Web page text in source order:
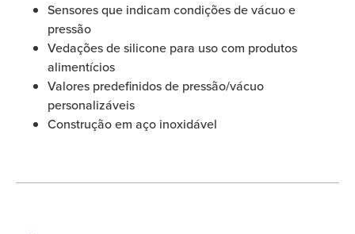
Sensores que indicam condições de vácuo e
pressão
Vedações de silicone para uso com produtos
alimentícios
Valores predefinidos de pressão/vácuo
personalizáveis
Construção em aço inoxidável